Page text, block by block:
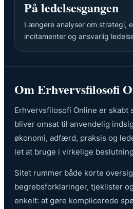
På ledelsesgangen
Længere analyser om strategi,
incitamenter og ansvarlig
Om Erhvervsfilosofi
Erhvervsfilosofi Online er skabt
bliver omsat til anvendelig
økonomi, adfærd, praksis og
let at bruge i virkelige
Sitet rummer både korte
begrebsforklaringer, tjeklister
enkelt: at gøre komplicerede